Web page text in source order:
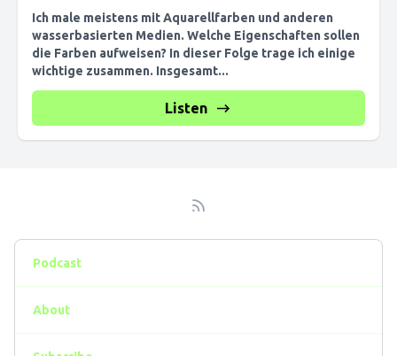
Ich male meistens mit Aquarellfarben und anderen
wasserbasierten Medien. Welche Eigenschaften sollen
die Farben aufweisen? In dieser Folge trage ich einige
wichtige zusammen. Insgesamt...
Listen
Podcast
About